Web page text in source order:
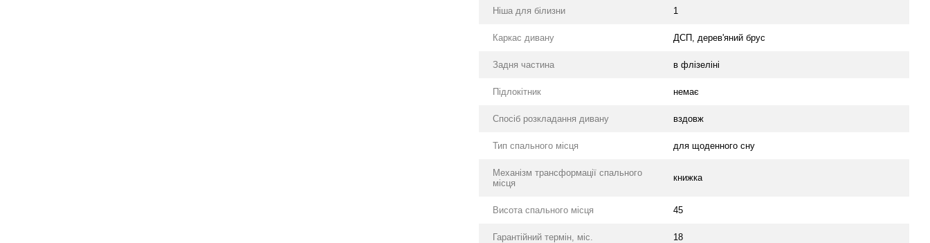
Ніша для білизни 1
Каркас дивану ДСП, дерев'яний брус
Задня частина в флізеліні
Підлокітник немає
Спосіб розкладання дивану вздовж
Тип спального місця для щоденного сну
Механізм трансформації спального
місця
книжка
Висота спального місця 45
Гарантійний термін, міс. 18